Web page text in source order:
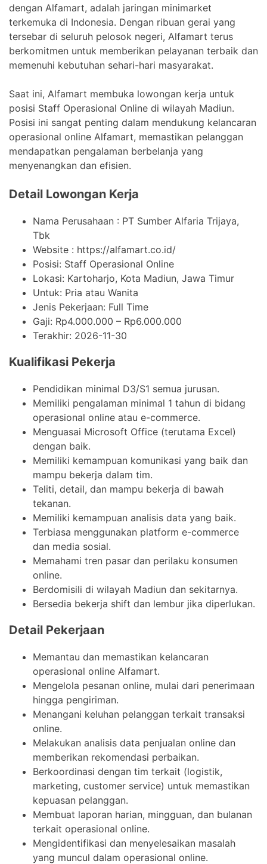
dengan Alfamart, adalah jaringan minimarket
terkemuka di Indonesia. Dengan ribuan gerai yang
tersebar di seluruh pelosok negeri, Alfamart terus
berkomitmen untuk memberikan pelayanan terbaik dan
memenuhi kebutuhan sehari-hari masyarakat.
Saat ini, Alfamart membuka lowongan kerja untuk
posisi Staff Operasional Online di wilayah Madiun.
Posisi ini sangat penting dalam mendukung kelancaran
operasional online Alfamart, memastikan pelanggan
mendapatkan pengalaman berbelanja yang
menyenangkan dan efisien.
Detail Lowongan Kerja
Nama Perusahaan : PT Sumber Alfaria Trijaya,
Tbk
Website : https://alfamart.co.id/
Posisi: Staff Operasional Online
Lokasi: Kartoharjo, Kota Madiun, Jawa Timur
Untuk: Pria atau Wanita
Jenis Pekerjaan: Full Time
Gaji: Rp4.000.000 – Rp6.000.000
Terakhir: 2026-11-30
Kualifikasi Pekerja
Pendidikan minimal D3/S1 semua jurusan.
Memiliki pengalaman minimal 1 tahun di bidang
operasional online atau e-commerce.
Menguasai Microsoft Office (terutama Excel)
dengan baik.
Memiliki kemampuan komunikasi yang baik dan
mampu bekerja dalam tim.
Teliti, detail, dan mampu bekerja di bawah
tekanan.
Memiliki kemampuan analisis data yang baik.
Terbiasa menggunakan platform e-commerce
dan media sosial.
Memahami tren pasar dan perilaku konsumen
online.
Berdomisili di wilayah Madiun dan sekitarnya.
Bersedia bekerja shift dan lembur jika diperlukan.
Detail Pekerjaan
Memantau dan memastikan kelancaran
operasional online Alfamart.
Mengelola pesanan online, mulai dari penerimaan
hingga pengiriman.
Menangani keluhan pelanggan terkait transaksi
online.
Melakukan analisis data penjualan online dan
memberikan rekomendasi perbaikan.
Berkoordinasi dengan tim terkait (logistik,
marketing, customer service) untuk memastikan
kepuasan pelanggan.
Membuat laporan harian, mingguan, dan bulanan
terkait operasional online.
Mengidentifikasi dan menyelesaikan masalah
yang muncul dalam operasional online.